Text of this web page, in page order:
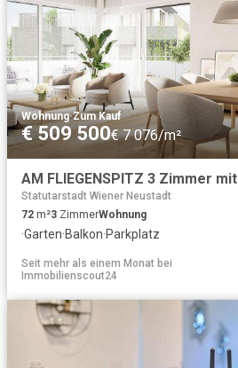
Wohnung·Zum Kauf
€ 509 500€ 7 076/m²
Statutarstadt Wiener Neustadt
72 m²3 ZimmerWohnung
·Garten·Balkon·Parkplatz
Seit mehr als einem Monat bei
Immobilienscout24